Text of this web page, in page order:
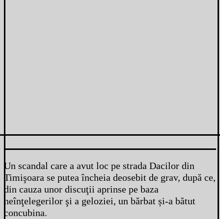
Un scandal care a avut loc pe strada Dacilor din
Timişoara se putea încheia deosebit de grav, după ce,
din cauza unor discuţii aprinse pe baza
neînţelegerilor şi a geloziei, un bărbat și-a bătut
concubina.